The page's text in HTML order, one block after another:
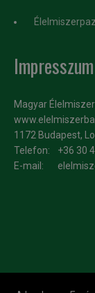
Impresszum
Magyar
1172 Budapest,
Telefon:
+36 30
E-mail: